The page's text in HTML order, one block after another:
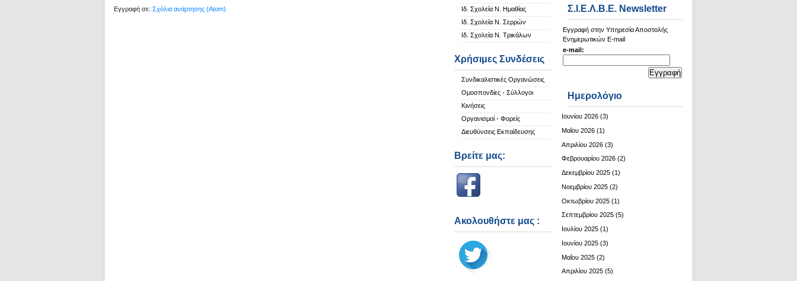
Σ.Ι.Ε.Λ.Β.Ε. Newsletter
Εγγραφή στην Υπηρεσία Αποστολής
Ενημερωτικών E-mail
e-mail:
Ημερολόγιο
Ιουνίου 2026 (3)
Μαΐου 2026 (1)
Απριλίου 2026 (3)
Φεβρουαρίου 2026 (2)
Δεκεμβρίου 2025 (1)
Νοεμβρίου 2025 (2)
Οκτωβρίου 2025 (1)
Σεπτεμβρίου 2025 (5)
Ιουλίου 2025 (1)
Ιουνίου 2025 (3)
Μαΐου 2025 (2)
Απριλίου 2025 (5)
Ιδ. Σχολεία Ν. Ημαθίας
Ιδ. Σχολεία Ν. Σερρών
Ιδ. Σχολεία Ν. Τρικάλων
Χρήσιμες Συνδέσεις
Συνδικαλιστικές Οργανώσεις
Ομοσπονδίες - Σύλλογοι
Κινήσεις
Οργανισμοί - Φορείς
Διευθύνσεις Εκπαίδευσης
Βρείτε μας:
Ακολουθήστε μας :
Εγγραφή σε: Σχόλια ανάρτησης (Atom)